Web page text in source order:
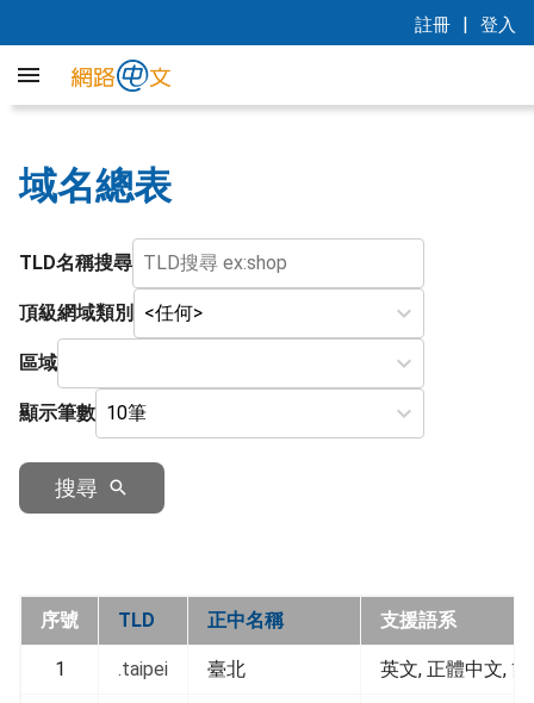
註冊 | 登入
域名總表
TLD名稱搜尋
頂級網域類別
區域
顯示筆數
搜尋
序號 TLD 正中名稱 支援語系
1 .taipei 臺北 英文, 正體中文,